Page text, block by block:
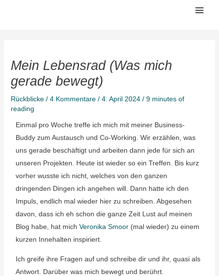
Mein Lebensrad (Was mich
gerade bewegt)
Rückblicke/ 4 Kommentare / 4. April 2024 / 9 minutes of
reading
Einmal pro Woche treffe ich mich mit meiner Business-
Buddy zum Austausch und Co-Working. Wir erzählen, was
uns gerade beschäftigt und arbeiten dann jede für sich an
unseren Projekten. Heute ist wieder so ein Treffen. Bis kurz
vorher wusste ich nicht, welches von den ganzen
dringenden Dingen ich angehen will. Dann hatte ich den
Impuls, endlich mal wieder hier zu schreiben. Abgesehen
davon, dass ich eh schon die ganze Zeit Lust auf meinen
Blog habe, hat mich Veronika Smoor(mal wieder) zu einem
kurzen Innehalten inspiriert.
Ich greife ihre Fragen auf und schreibe dir und ihr, quasi als
Antwort. Darüber was mich bewegt und berührt.